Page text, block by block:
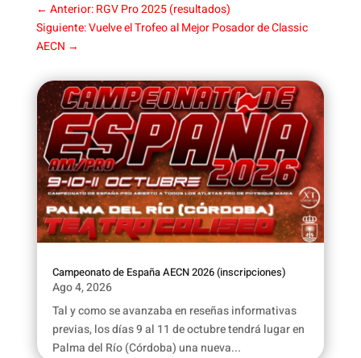
← Anterior: RGV Pro 2025 (resultados)
Siguiente: Vuelve el Trofeo al Mejor Posador de Classic
AECN →
Campeonato de España AECN 2026 (inscripciones)
Ago 4, 2026
Tal y como se avanzaba en reseñas informativas
previas, los días 9 al 11 de octubre tendrá lugar en
Palma del Río (Córdoba) una nueva...